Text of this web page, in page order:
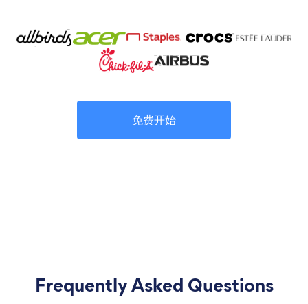
免费开始
Frequently Asked Questions